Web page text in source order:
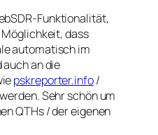
Funktionalität,
dass
automatisch im
an die
pskreporter.info/
Sehr schön um
QTHs / der eigenen